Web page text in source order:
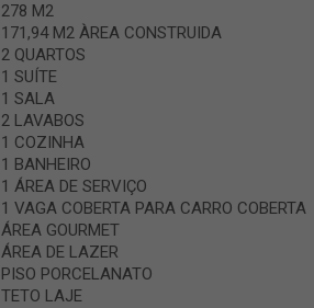
278 M2
171,94 M2 ÀREA CONSTRUIDA
2 QUARTOS
1 SUÍTE
1 SALA
2 LAVABOS
1 COZINHA
1 BANHEIRO
1 ÁREA DE SERVIÇO
1 VAGA COBERTA PARA CARRO COBERTA
ÁREA GOURMET
ÁREA DE LAZER
PISO PORCELANATO
TETO LAJE